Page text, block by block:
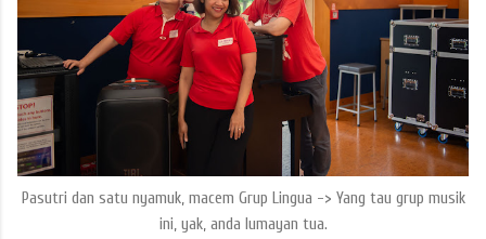
Pasutri dan satu nyamuk, macem Grup Lingua -> Yang tau grup musik
ini, yak, anda lumayan tua.